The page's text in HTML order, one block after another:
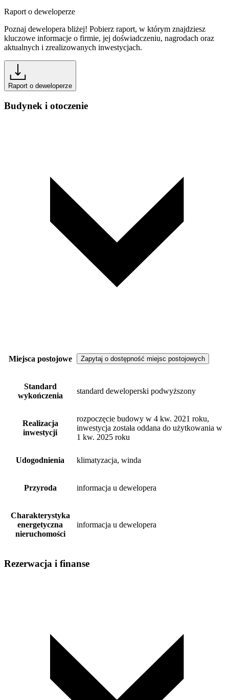
Raport o deweloperze
Poznaj dewelopera bliżej! Pobierz raport, w którym znajdziesz
kluczowe informacje o firmie, jej doświadczeniu, nagrodach oraz
aktualnych i zrealizowanych inwestycjach.
Raport o deweloperze
Budynek i otoczenie
Miejsca postojowe Zapytaj o dostępność miejsc postojowych
Standard
wykończenia
standard deweloperski podwyższony
Realizacja
inwestycji
rozpoczęcie budowy w 4 kw. 2021 roku,
inwestycja została oddana do użytkowania w
1 kw. 2025 roku
Udogodnienia klimatyzacja, winda
Przyroda informacja u dewelopera
Charakterystyka
energetyczna
nieruchomości
informacja u dewelopera
Rezerwacja i finanse